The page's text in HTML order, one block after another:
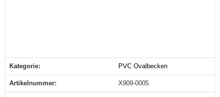
Produkteigenschaft
Wert
Kategorie: PVC Ovalbecken
Artikelnummer: X909-0005